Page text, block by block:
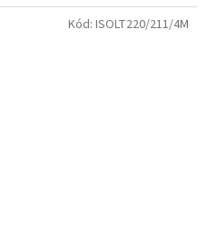
Kód: ISOLT220/211/4M